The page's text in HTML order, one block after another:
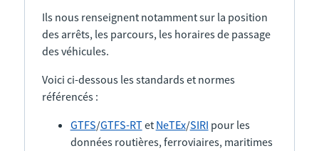
Ils nous renseignent notamment sur la position
des arrêts, les parcours, les horaires de passage
des véhicules.
Voici ci-dessous les standards et normes
référencés :
GTFS/GTFS-RTet NeTEx/SIRI pour les
données routières, ferroviaires, maritimes